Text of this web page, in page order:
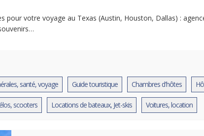
pour votre voyage au Texas (Austin, Houston, Dallas) :
santé, voyage Guide touristique Chambres d'hôtes
scooters Locations de bateaux, Jet-skis Voitures, location